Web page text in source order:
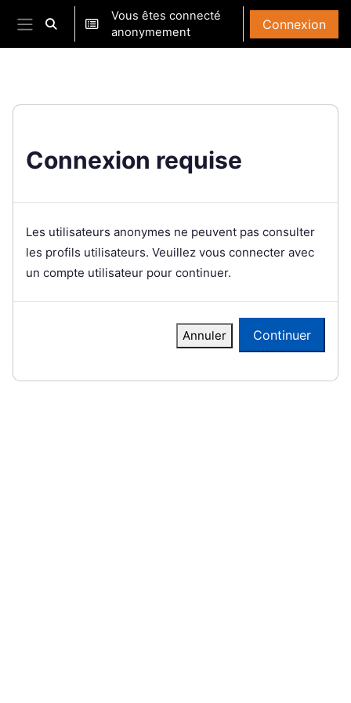
Passer au contenu principal
Panneau latéral
Activer/désactiver la saisie de recherche
Vous êtes connecté
anonymement
Connexion
Connexion requise
Les utilisateurs anonymes ne peuvent pas consulter
les profils utilisateurs. Veuillez vous connecter avec
un compte utilisateur pour continuer.
Annuler Continuer